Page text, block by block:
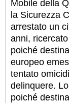
Mobile della
la Sicurezza
arrestato un
anni,
poiché
europeo
tentato
delinquere.
poiché